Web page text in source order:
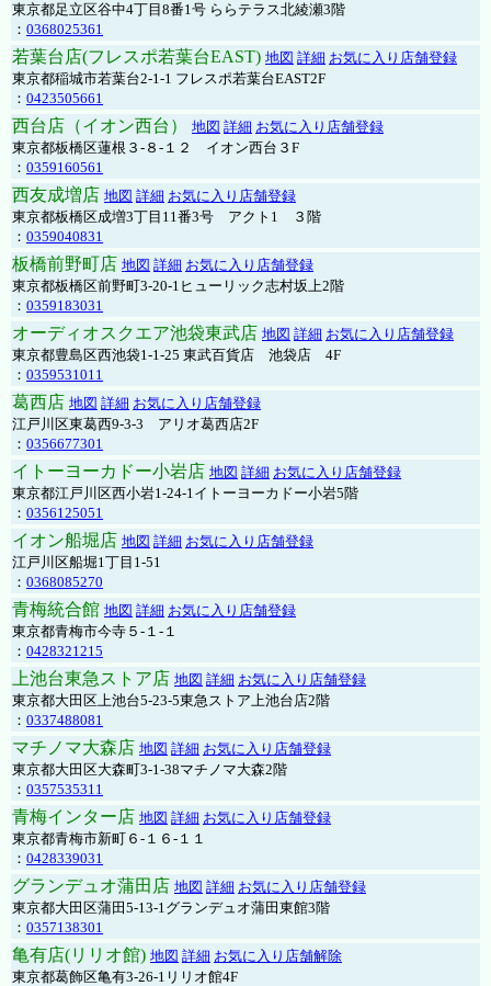
東京都足立区谷中4丁目8番1号 ららテラス北綾瀬3階
： 0368025361
若葉台店(フレスポ若葉台EAST) 地図 詳細 お気に入り店舗登録
東京都稲城市若葉台2-1-1 フレスポ若葉台EAST2F
： 0423505661
西台店（イオン西台） 地図 詳細 お気に入り店舗登録
東京都板橋区蓮根３-８-１２ イオン西台３F
： 0359160561
西友成増店 地図 詳細 お気に入り店舗登録
東京都板橋区成増3丁目11番3号 アクト1 ３階
： 0359040831
板橋前野町店 地図 詳細 お気に入り店舗登録
東京都板橋区前野町3-20-1ヒューリック志村坂上2階
： 0359183031
オーディオスクエア池袋東武店 地図 詳細 お気に入り店舗登録
東京都豊島区西池袋1-1-25 東武百貨店 池袋店 4F
： 0359531011
葛西店 地図 詳細 お気に入り店舗登録
江戸川区東葛西9-3-3 アリオ葛西店2F
： 0356677301
イトーヨーカドー小岩店 地図 詳細 お気に入り店舗登録
東京都江戸川区西小岩1-24-1イトーヨーカドー小岩5階
： 0356125051
イオン船堀店 地図 詳細 お気に入り店舗登録
江戸川区船堀1丁目1-51
： 0368085270
青梅統合館 地図 詳細 お気に入り店舗登録
東京都青梅市今寺５-１-１
： 0428321215
上池台東急ストア店 地図 詳細 お気に入り店舗登録
東京都大田区上池台5-23-5東急ストア上池台店2階
： 0337488081
マチノマ大森店 地図 詳細 お気に入り店舗登録
東京都大田区大森町3-1-38マチノマ大森2階
： 0357535311
青梅インター店 地図 詳細 お気に入り店舗登録
東京都青梅市新町６-１６-１１
： 0428339031
グランデュオ蒲田店 地図 詳細 お気に入り店舗登録
東京都大田区蒲田5-13-1グランデュオ蒲田東館3階
： 0357138301
亀有店(リリオ館) 地図 詳細 お気に入り店舗解除
東京都葛飾区亀有3-26-1リリオ館4F